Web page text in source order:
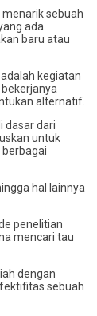
sebuah
ada
baru atau
kegiatan
alternatif.
dasar dari
untuk
hal lainnya
penelitian
mencari tau
dengan
sebuah